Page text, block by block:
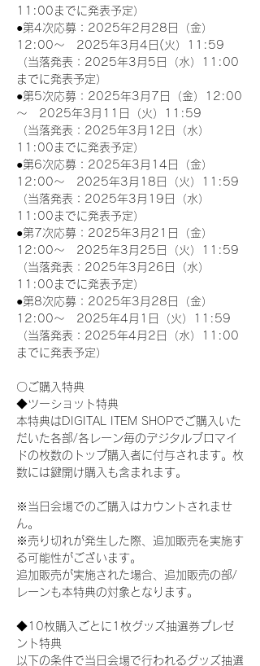
11:00までに発表予定）
●第4次応募：2025年2月28日（金）
12:00～　2025年3月4日(火）11:59
（当落発表：2025年3月5日（水）11:00
までに発表予定）
●第5次応募：2025年3月7日（金）12:00
～　2025年3月11日（火）11:59
（当落発表：2025年3月12日（水）
11:00までに発表予定）
●第6次応募：2025年3月14日（金）
12:00～　2025年3月18日（火）11:59
（当落発表：2025年3月19日（水）
11:00までに発表予定）
●第7次応募：2025年3月21日（金）
12:00～　2025年3月25日（火）11:59
（当落発表：2025年3月26日（水）
11:00までに発表予定）
●第8次応募：2025年3月28日（金）
12:00～　2025年4月1日（火）11:59
（当落発表：2025年4月2日（水）11:00
までに発表予定）
〇ご購入特典
◆ツーショット特典
本特典はDIGITAL ITEM SHOPでご購入いた
だいた各部/各レーン毎のデジタルブロマイ
ドの枚数のトップ購入者に付与されます。枚
数には鍵開け購入も含まれます。
※当日会場でのご購入はカウントされませ
ん。
※売り切れが発生した際、追加販売を実施す
る可能性がございます。
追加販売が実施された場合、追加販売の部/
レーンも本特典の対象となります。
◆10枚購入ごとに1枚グッズ抽選券プレゼ
ント特典
以下の条件で当日会場で行われるグッズ抽選